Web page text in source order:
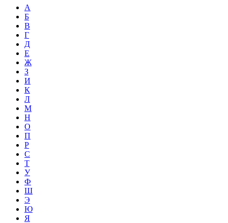
А
Б
В
Г
Д
Е
Ж
З
И
К
Л
М
Н
О
П
Р
С
Т
У
Ф
Ш
Э
Ю
Я